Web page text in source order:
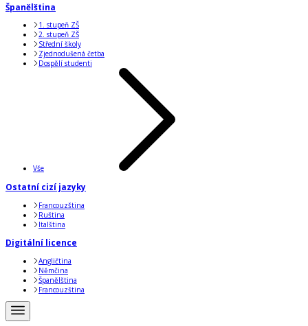
Španělština
1. stupeň ZŠ
2. stupeň ZŠ
Střední školy
Zjednodušená četba
Dospělí studenti
Vše
Ostatní cizí jazyky
Francouzština
Ruština
Italština
Digitální licence
Angličtina
Němčina
Španělština
Francouzština